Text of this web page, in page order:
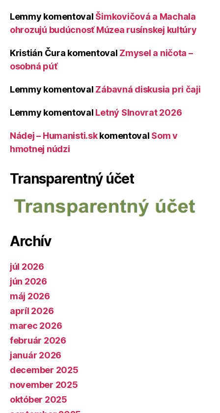
Lemmy komentoval Šimkovičová a Machala
ohrozujú budúcnosť Múzea rusínskej kultúry
Kristián Čura komentoval Zmysel a ničota –
osobná púť
Lemmy komentoval Zábavná diskusia pri čaji
Lemmy komentoval Letný Slnovrat 2026
Nádej – Humanisti.skkomentoval Som v
hmotnej núdzi
Transparentný účet
Archív
júl 2026
jún 2026
máj 2026
apríl 2026
marec 2026
február 2026
január 2026
december 2025
november 2025
október 2025